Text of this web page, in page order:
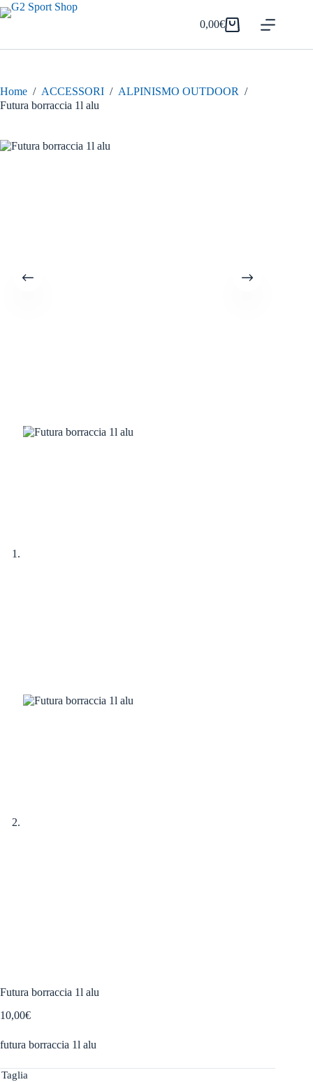
Salta
al
Carrello
0,00€
Home / ACCESSORI / ALPINISMO OUTDOOR /
Futura borraccia 1l alu
Futura borraccia 1l alu
10,00€
futura borraccia 1l alu
Taglia